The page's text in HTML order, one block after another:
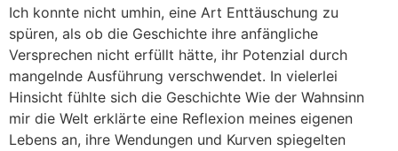
Ich konnte nicht umhin, eine Art Enttäuschung zu
spüren, als ob die Geschichte ihre anfängliche
Versprechen nicht erfüllt hätte, ihr Potenzial durch
mangelnde Ausführung verschwendet. In vielerlei
Hinsicht fühlte sich die Geschichte Wie der Wahnsinn
mir die Welt erklärte eine Reflexion meines eigenen
Lebens an, ihre Wendungen und Kurven spiegelten